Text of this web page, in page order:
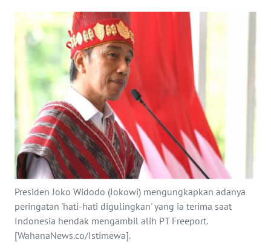
Presiden Joko Widodo (Jokowi) mengungkapkan adanya
peringatan 'hati-hati digulingkan' yang ia terima saat
Indonesia hendak mengambil alih PT Freeport.
[WahanaNews.co/Istimewa].
SAINS-TEKNO
KESEHATAN
INTERNASIONAL
SERBA-SERBI
PENDIDIKAN
OLAHRAGA